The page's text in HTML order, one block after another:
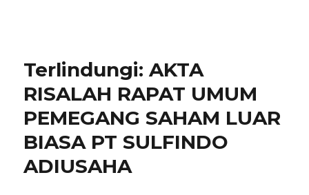
Terlindungi: AKTA
RISALAH RAPAT UMUM
PEMEGANG SAHAM LUAR
BIASA PT SULFINDO
ADIUSAHA